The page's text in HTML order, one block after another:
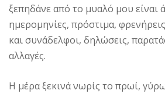
ξεπηδάνε από το μυαλό μου είναι
ημερομηνίες, πρόστιμα,
και συνάδελφοι, δηλώσεις,
αλλαγές.
Η μέρα ξεκινά νωρίς το πρωί, γύρω